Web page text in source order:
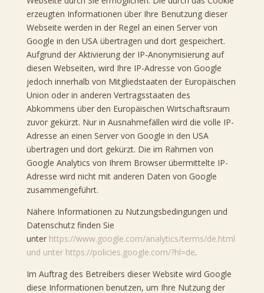
erzeugten Informationen über Ihre Benutzung dieser
Webseite werden in der Regel an einen Server von
Google in den USA übertragen und dort gespeichert.
Aufgrund der Aktivierung der IP-Anonymisierung auf
diesen Webseiten, wird Ihre IP-Adresse von Google
jedoch innerhalb von Mitgliedstaaten der Europäischen
Union oder in anderen Vertragsstaaten des
Abkommens über den Europäischen Wirtschaftsraum
zuvor gekürzt. Nur in Ausnahmefällen wird die volle IP-
Adresse an einen Server von Google in den USA
übertragen und dort gekürzt. Die im Rahmen von
Google Analytics von Ihrem Browser übermittelte IP-
Adresse wird nicht mit anderen Daten von Google
zusammengeführt.
Nähere Informationen zu Nutzungsbedingungen und
Datenschutz finden Sie
unter https://www.google.com/analytics/terms/de.html
und unter https://policies.google.com/?hl=de.
Im Auftrag des Betreibers dieser Website wird Google
diese Informationen benutzen, um Ihre Nutzung der